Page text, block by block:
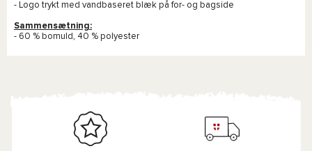
- Logo trykt med vandbaseret blæk på for- og bagside
Sammensætning:
- 60 % bomuld, 40 % polyester